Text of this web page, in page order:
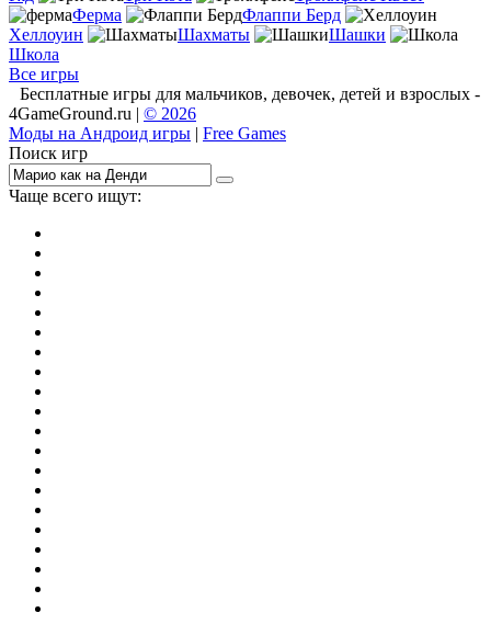
Ферма
Флаппи Берд
Хеллоуин
Шахматы
Шашки
Школа
Все игры
Бесплатные игры для мальчиков, девочек, детей и взрослых -
4GameGround.ru | © 2026
Моды на Андроид игры | Free Games
Поиск игр
Чаще всего ищут: